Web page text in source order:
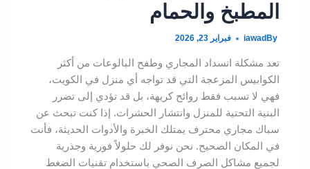
المطبخ والحمام
By
iawad فبراير 23, 2026
تعد مشكلة انسداد المجاري وطفح البالوعات من أكثر
الكوابيس المزعجة التي قد تواجه أي منزل في الكويت،
فهي لا تسبب فقط روائح كريهة، بل قد تؤدي إلى تضرر
البنية التحتية للمنزل وانتشار الحشرات. إذا كنت تبحث عن
سباك مجاري محترف يمتلك الخبرة والأدوات الحديثة، فأنت
في المكان الصحيح. نحن نوفر لك حلولاً فورية وجذرية
لجميع مشاكل الصرف الصحي باستخدام تقنيات الضغط